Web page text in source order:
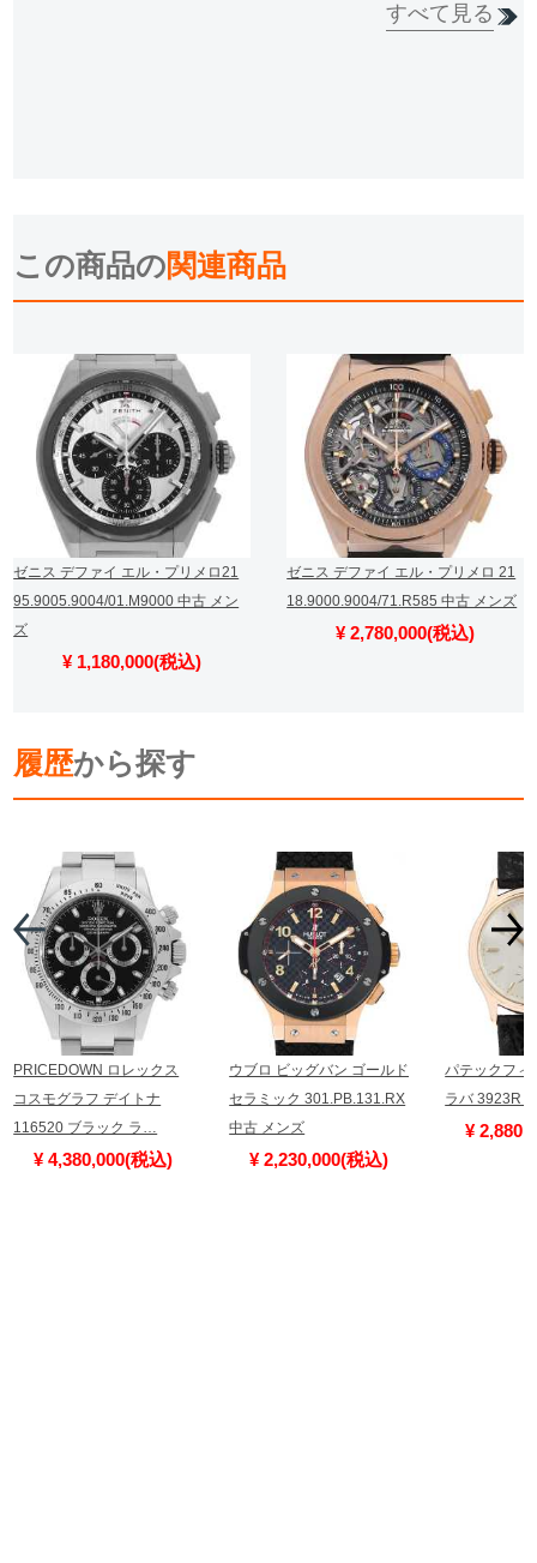
すべて見る
この商品の関連商品
ゼニス デファイ エル・プリメロ21
95.9005.9004/01.M9000 中古 メン
ズ
¥ 1,180,000(税込)
ゼニス デファイ エル・プリメロ 21
18.9000.9004/71.R585 中古 メンズ
¥ 2,780,000(税込)
履歴から探す
PRICEDOWN ロレックス
コスモグラフ デイトナ
116520 ブラック ラ…
¥ 4,380,000(税込)
ウブロ ビッグバン ゴールド
セラミック 301.PB.131.RX
中古 メンズ
¥ 2,230,000(税込)
パテックフィ
ラバ 3923R
¥